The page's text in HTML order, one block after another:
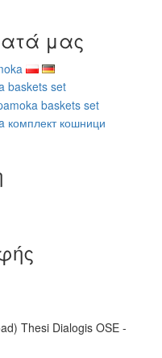
μας
Thesi Dialogis OSE -